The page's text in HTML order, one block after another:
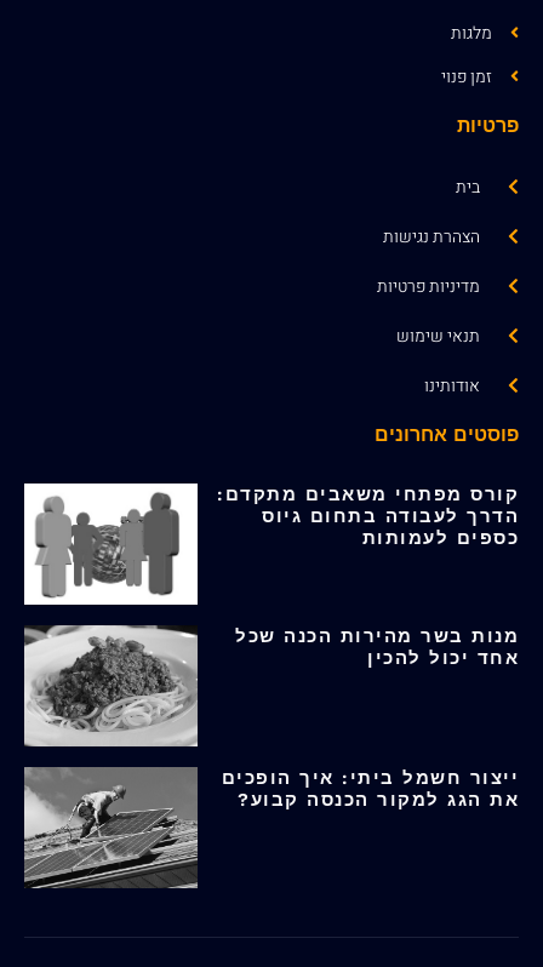
מלגות
זמן פנוי
פרטיות
בית
הצהרת נגישות
מדיניות פרטיות
תנאי שימוש
אודותינו
פוסטים אחרונים
קורס מפתחי משאבים מתקדם:
הדרך לעבודה בתחום גיוס
כספים לעמותות
מנות בשר מהירות הכנה שכל
אחד יכול להכין
ייצור חשמל ביתי: איך הופכים
את הגג למקור הכנסה קבוע?